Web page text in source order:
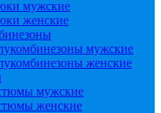
мужские
женские
мужские
женские
мужские
женские